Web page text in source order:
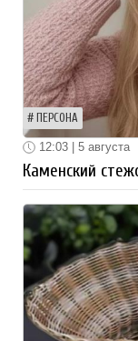
ПЕРСОНА
12:03 | 5 августа
Каменский